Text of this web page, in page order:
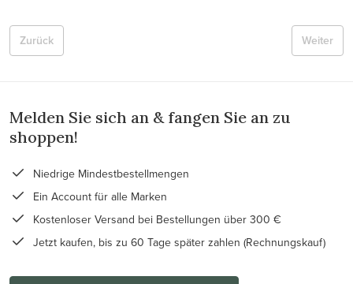
Weiter
Zurück
Melden Sie sich an & fangen Sie an zu
shoppen!
Niedrige Mindestbestellmengen
Ein Account für alle Marken
Kostenloser Versand bei Bestellungen über 300 €
Jetzt kaufen, bis zu 60 Tage später zahlen (Rechnungskauf)